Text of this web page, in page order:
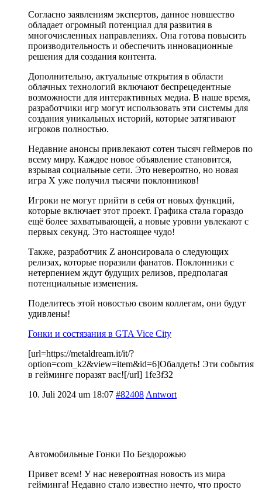
Согласно заявлениям экспертов, данное новшество
обладает огромный потенциал для развития в
многочисленных направлениях. Она готова повысить
производительность и обеспечить инновационные
решения для создания контента.
Дополнительно, актуальные открытия в области
облачных технологий включают беспрецедентные
возможности для интерактивных медиа. В наше время,
разработчики игр могут использовать эти системы для
создания уникальных историй, которые затягивают
игроков полностью.
Недавние анонсы привлекают сотен тысяч геймеров по
всему миру. Каждое новое объявление становится,
взрывая социальные сети. Это невероятно, но новая
игра X уже получил тысячи поклонников!
Игроки не могут прийти в себя от новых функций,
которые включает этот проект. Графика стала гораздо
ещё более захватывающей, а новые уровни увлекают с
первых секунд. Это настоящее чудо!
Также, разработчик Z анонсировала о следующих
релизах, которые поразили фанатов. Поклонники с
нетерпением ждут будущих релизов, предполагая
потенциальные изменения.
Поделитесь этой новостью своим коллегам, они будут
удивлены!
Гонки и состязания в GTA Vice City
[url=https://metaldream.it/it/?
option=com_k2&view=item&id=6]Обалдеть! Эти события
в гейминге поразят вас![/url] 1fe3f32
10. Juli 2024 um 18:07 #82408 Antwort
Автомобильные Гонки По Бездорожью
Привет всем! У нас невероятная новость из мира
гейминга! Недавно стало известно нечто, что просто